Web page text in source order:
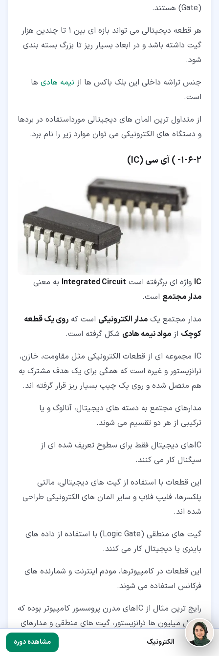
(Gate) هستند.
هر قطعه دیجیتالی می تواند بازه ای بین 1 تا چندین هزار
گیت داشته باشد و در ابعاد بسیار ریز تا بزرگ بسته بندی
شود.
جنس تراشه داخلی این بلک باکس ها از نیمه هادی ها
است.
از متداول ترین المان های دیجیتالی مورداستفاده در بردها
و دستگاه های الکترونیکی می توان موارد زیر را نام برد.
۲‏-‏۶‏-‏۱‏- ) آی سی (IC)
IC واژه ای برگرفته است Integrated Circuit به معنی
مدار مجتمع است.
مدار مجتمع یک مدار الکترونیکی است که روی یک قطعه
کوچک از مواد نیمه هادی شکل گرفته است.
IC مجموعه ای از قطعات الکترونیکی مثل مقاومت، خازن،
ترانزیستور و غیره است که همگی برای یک هدف مشترک به
هم متصل شده و روی یک چیپ بسیار ریز قرار گرفته اند.
مدارهای مجتمع به دسته های دیجیتال، آنالوگ و یا
ترکیبی از هر دو تقسیم می شوند.
ICهای دیجیتال فقط برای سطوح تعریف شده ای از
سیگنال کار می کنند.
این قطعات با استفاده از گیت های دیجیتالی، مالتی
پلکسرها، فلیپ فلاپ و سایر المان های الکترونیکی طراحی
شده اند.
گیت های منطقی (Logic Gate) با استفاده از داده های
باینری یا دیجیتال کار می کنند.
این قطعات در کامپیوترها، مودم اینترنت و شمارنده های
فرکانس استفاده می شوند.
رایج ترین مثال از ICهای مدرن پروسسور کامپیوتر بوده که
شامل میلیون ها ترانزیستور، گیت های منطقی و مدارهای
دیجیتالی دیگر است.
الکترونیک مشاهده دوره